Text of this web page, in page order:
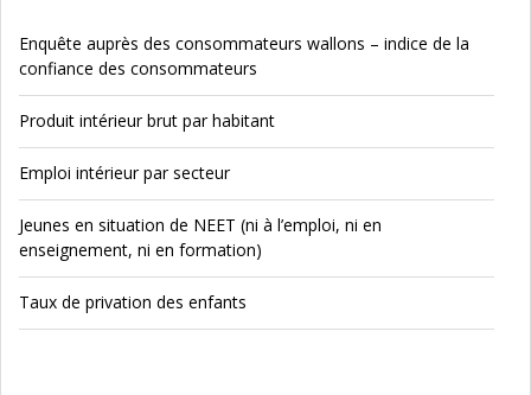
Enquête auprès des consommateurs wallons – indice de la
confiance des consommateurs
Produit intérieur brut par habitant
Emploi intérieur par secteur
Jeunes en situation de NEET (ni à l’emploi, ni en
enseignement, ni en formation)
Taux de privation des enfants